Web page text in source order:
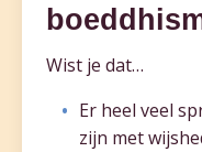
Wist je dat…
Er heel veel
zijn met